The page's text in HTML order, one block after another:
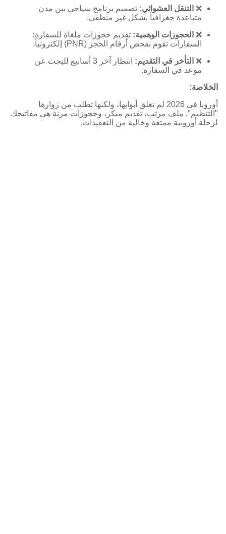
❌ التنقل العشوائي: تصميم برنامج سياحي بين مدن
متباعدة جغرافياً بشكل غير منطقي.
❌ الحجوزات الوهمية: تقديم حجوزات ملغاة للسفارة؛
السفارات تقوم بفحص أرقام الحجز (PNR) إلكترونياً.
❌ التأخر في التقديم:
انتظار آخر 3 أسابيع للبحث عن
موعد في السفارة.
الخلاصة:
أوروبا في 2026 لم تغلق أبوابها، ولكنها تطلب من زوارها
"التنظيم". ملف مرتب، تقديم مبكر، وحجوزات مرنة هي مفاتيحك
لرحلة أوروبية ممتعة وخالية من التعقيدات.